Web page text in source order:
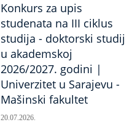
Konkurs za upis
studenata na III ciklus
studija - doktorski studij
u akademskoj
2026/2027. godini |
Univerzitet u Sarajevu -
Mašinski fakultet
20.07.2026.